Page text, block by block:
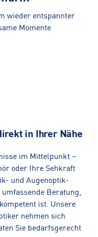
wieder entspannter
Momente
in Ihrer Nähe
im Mittelpunkt –
oder Ihre Sehkraft
und Augenoptik-
Beratung,
ist. Unsere
nehmen sich
Sie bedarfsgerecht